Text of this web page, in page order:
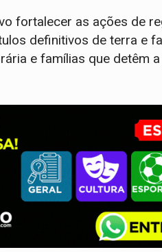
fortalecer as ações de
definitivos de terra e
e famílias que detêm